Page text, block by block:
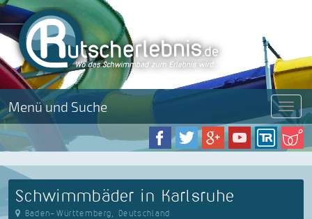
Menü und Suche Menü
Schwimmbäder in Karlsruhe
Baden-Württemberg, Deutschland